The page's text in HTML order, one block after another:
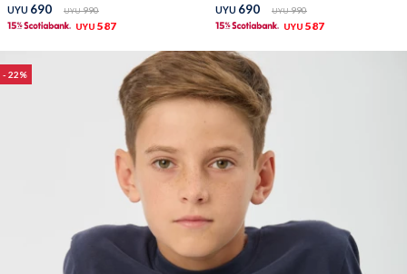
UYU 690 UYU 990
UYU 587
UYU 690 UYU 990
UYU 587
22